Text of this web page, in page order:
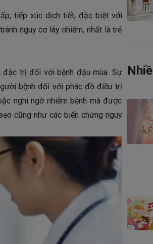
tiếp xúc dịch tiết, đặc biệt với
nguy cơ lây nhiễm, nhất là trẻ
trị đối với bệnh đậu mùa. Sự
bệnh đối với phác đồ điều trị
nghi ngờ nhiễm bệnh mà được
cũng như các biến chứng nguy